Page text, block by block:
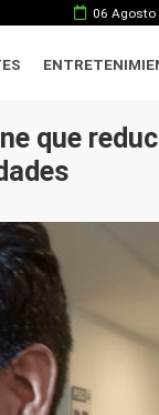
06 Agosto
que